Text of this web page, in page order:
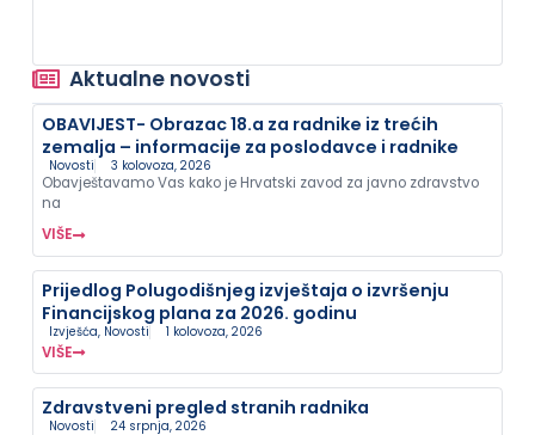
Aktualne novosti
OBAVIJEST- Obrazac 18.a za radnike iz trećih
zemalja – informacije za poslodavce i radnike
Novosti 3 kolovoza, 2026
Obavještavamo Vas kako je Hrvatski zavod za javno zdravstvo
na
VIŠE
Prijedlog Polugodišnjeg izvještaja o izvršenju
Financijskog plana za 2026. godinu
Izvješća, Novosti 1 kolovoza, 2026
VIŠE
Zdravstveni pregled stranih radnika
Novosti 24 srpnja, 2026